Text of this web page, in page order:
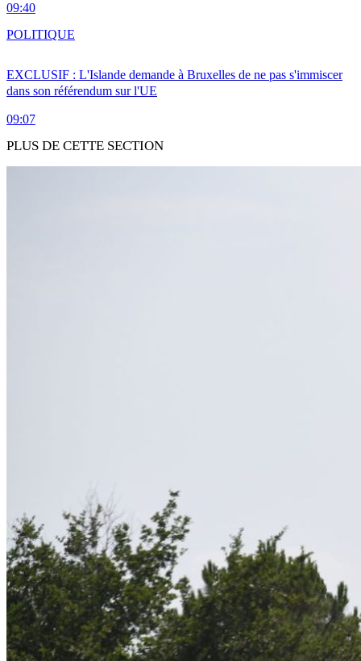
09:40
EXCLUSIF : L'Islande demande à Bruxelles de ne pas s'immiscer
dans son référendum sur l'UE
09:07
POLITIQUE
PLUS DE CETTE SECTION